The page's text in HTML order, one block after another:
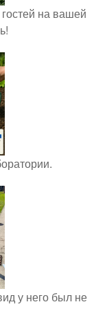
на вашей
у него был не